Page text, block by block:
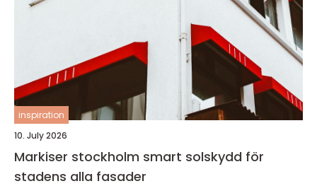
inspiration
10. July 2026
Markiser stockholm smart solskydd för
stadens alla fasader